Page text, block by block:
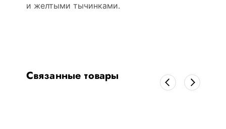
и желтыми тычинками.
Связанные товары